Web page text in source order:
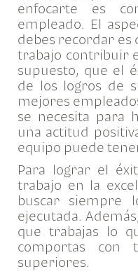
enfocarte es
empleado. El
debes recordar es
trabajo contribuir
supuesto, que el
de los logros de
mejores
se necesita para
una actitud
equipo puede
Para lograr el
trabajo en la
buscar siempre
ejecutada.
que trabajas lo
comportas con
superiores.